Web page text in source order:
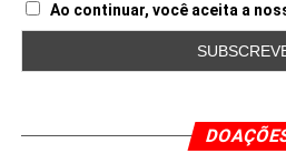
Ao continuar, você aceita a